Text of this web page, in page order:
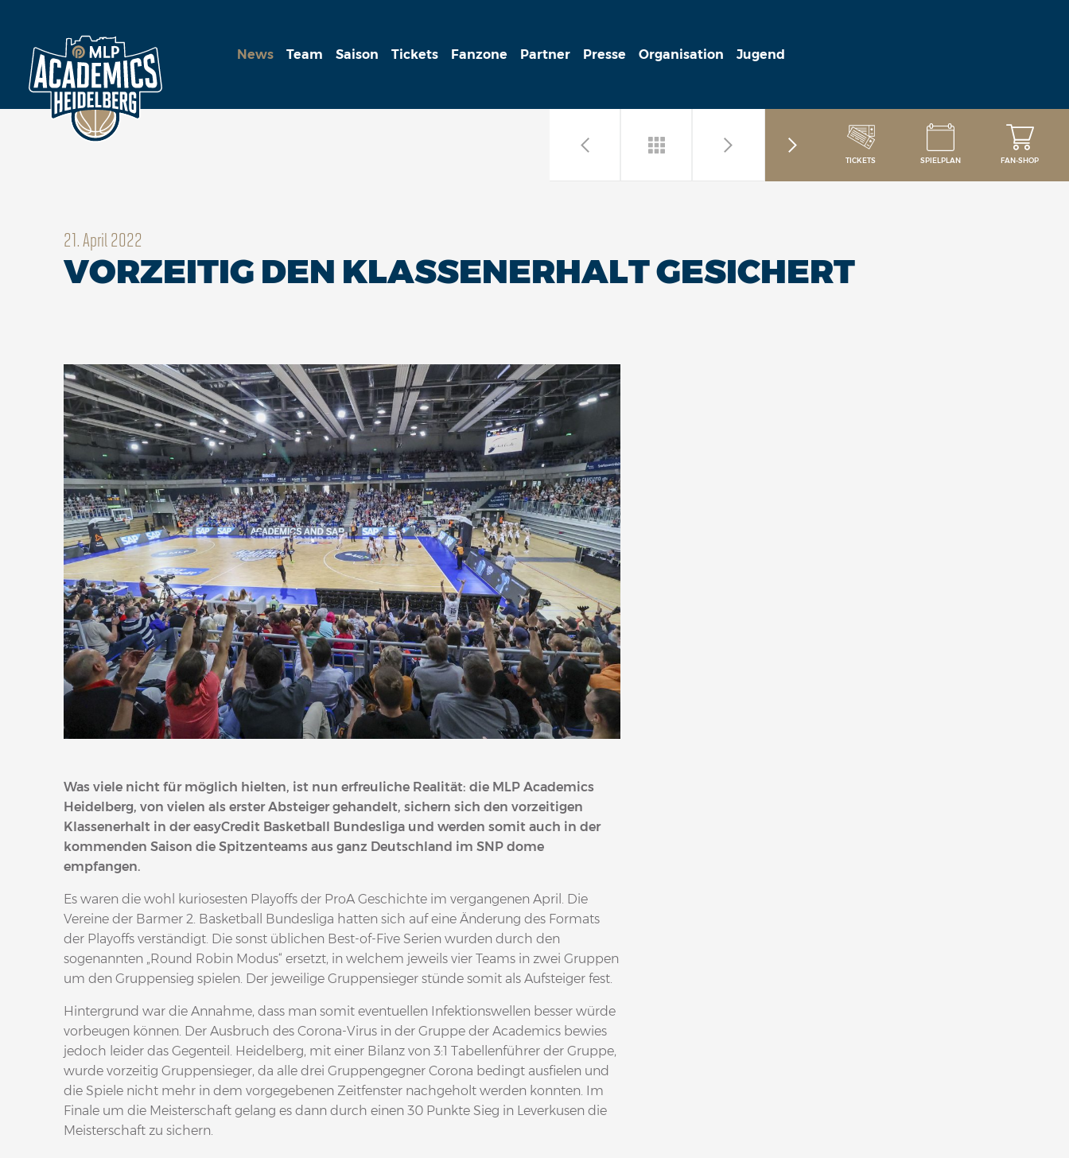
News Team Saison Tickets Fanzone Partner Presse Organisation Jugend
TICKETS SPIELPLAN FAN-SHOP
21. April 2022
VORZEITIG DEN KLASSENERHALT GESICHERT
Was viele nicht für möglich hielten, ist nun erfreuliche Realität: die MLP Academics
Heidelberg, von vielen als erster Absteiger gehandelt, sichern sich den vorzeitigen
Klassenerhalt in der easyCredit Basketball Bundesliga und werden somit auch in der
kommenden Saison die Spitzenteams aus ganz Deutschland im SNP dome
empfangen.
Es waren die wohl kuriosesten Playoffs der ProA Geschichte im vergangenen April. Die
Vereine der Barmer 2. Basketball Bundesliga hatten sich auf eine Änderung des Formats
der Playoffs verständigt. Die sonst üblichen Best-of-Five Serien wurden durch den
sogenannten „Round Robin Modus“ ersetzt, in welchem jeweils vier Teams in zwei Gruppen
um den Gruppensieg spielen. Der jeweilige Gruppensieger stünde somit als Aufsteiger fest.
Hintergrund war die Annahme, dass man somit eventuellen Infektionswellen besser würde
vorbeugen können. Der Ausbruch des Corona-Virus in der Gruppe der Academics bewies
jedoch leider das Gegenteil. Heidelberg, mit einer Bilanz von 3:1 Tabellenführer der Gruppe,
wurde vorzeitig Gruppensieger, da alle drei Gruppengegner Corona bedingt ausfielen und
die Spiele nicht mehr in dem vorgegebenen Zeitfenster nachgeholt werden konnten. Im
Finale um die Meisterschaft gelang es dann durch einen 30 Punkte Sieg in Leverkusen die
Meisterschaft zu sichern.